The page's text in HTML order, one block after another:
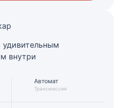
удивительным
внутри
Автомат
Трансмиссия